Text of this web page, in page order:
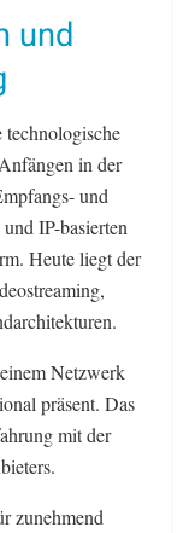
und
in der
und
IP-basierten
Heute liegt der
Netzwerk
präsent. Das
mit der
zunehmend